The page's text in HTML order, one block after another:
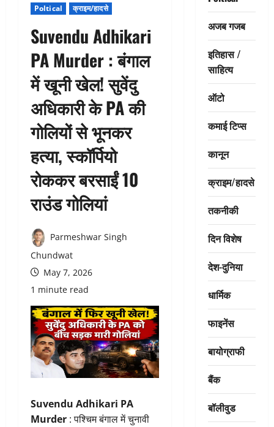
Poltical क्राइम/हादसे
Suvendu Adhikari
PA Murder : बंगाल
में खूनी खेल! सुवेंदु
अधिकारी के PA की
गोलियों से भूनकर
हत्या, स्कॉर्पियो
रोककर बरसाईं 10
राउंड गोलियां
Parmeshwar Singh
Chundwat
May 7, 2026
1 minute read
Suvendu Adhikari PA
Murder : पश्चिम बंगाल में चुनावी
अजब गजब
इतिहास /
साहित्य
ऑटो
कमाई टिप्स
कानून
क्राइम/हादसे
तकनीकी
दिन विशेष
देश-दुनिया
धार्मिक
फाइनेंस
बायोग्राफी
बैंक
बॉलीवुड